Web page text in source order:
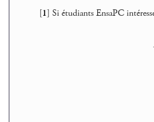
[1] Si étudiants EnsaPC